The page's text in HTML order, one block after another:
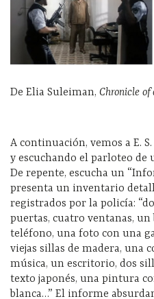
De Elia Suleiman, Chronicle of
A continuación, vemos a E.
y escuchando el parloteo de
De repente, escucha un
presenta un inventario
registrados por la policía:
puertas, cuatro ventanas,
teléfono, una foto con una
viejas sillas de madera, una
música, un escritorio, dos
texto japonés, una pintura
blanca…” El informe